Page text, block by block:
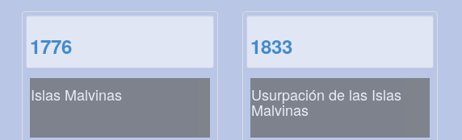
1776
Islas Malvinas
1833
Usurpación de las Islas
Malvinas